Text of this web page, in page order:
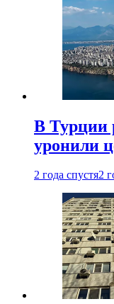
В Турции
уронили
2 года спустя2